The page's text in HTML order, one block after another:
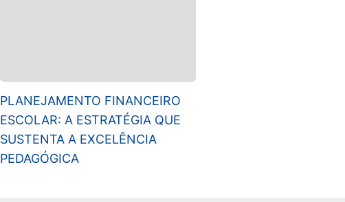
PLANEJAMENTO FINANCEIRO
ESCOLAR: A ESTRATÉGIA QUE
SUSTENTA A EXCELÊNCIA
PEDAGÓGICA